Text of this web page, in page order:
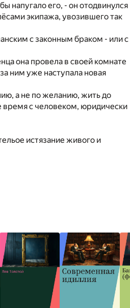
напугало его, - он отодвинулся
экипажа, увозившего так
с законным браком - или с
она провела в своей комнате
ним уже наступала новая
а не по желанию, жить до
с человеком, юридически
истязание живого и